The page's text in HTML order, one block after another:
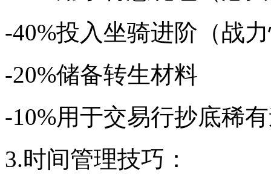
-40%投入坐骑进阶（战
-20%储备转生材料
-10%用于交易行抄底稀
3.时间管理技巧：